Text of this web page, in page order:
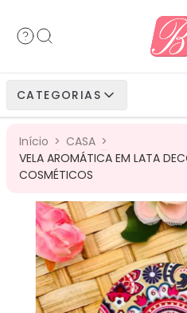
CATEGORIAS
Cabelos Bio Vegetais
Cabelos Humanos
Cabelos
Início > CASA >
VELA AROMÁTICA EM LATA
COSMÉTICOS
31%
OFF